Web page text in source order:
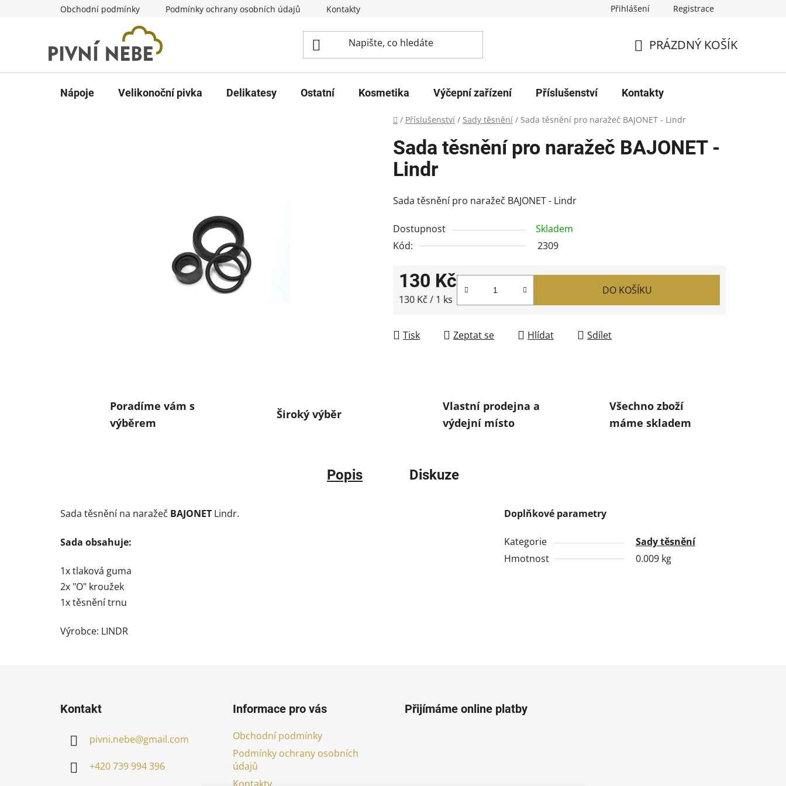
Obchodní podmínky Podmínky ochrany osobních údajů Kontakty Přihlášení Registrace
KOŠÍK
PRÁZDNÝ KOŠÍK
Nápoje Velikonoční pivka Delikatesy Ostatní Kosmetika Výčepní zařízení Příslušenství Kontakty
Domů
/ Příslušenství / Sady těsnění / Sada těsnění pro naražeč BAJONET - Lindr
Sada těsnění pro naražeč BAJONET -
Lindr
Sada těsnění pro naražeč BAJONET - Lindr
Dostupnost
Skladem
Kód:
2309
130 Kč
Měrná cena:
130 Kč / 1 ks
DO KOŠÍKU
Tisk Zeptat se Hlídat Sdílet
Poradíme vám s
výběrem
Široký výběr
Vlastní prodejna a
výdejní místo
Všechno zboží
máme skladem
Popis Diskuze
Sada těsnění na naražeč BAJONET Lindr.
Sada obsahuje:
1x tlaková guma
2x "O" kroužek
1x těsnění trnu
Výrobce: LINDR
Doplňkové parametry
Kategorie
Sady těsnění
Hmotnost
0.009 kg
Kontakt
pivni.nebe@gmail.com
+420 739 994 396
Informace pro vás
Obchodní podmínky
Podmínky ochrany osobních
údajů
Kontakty
Přijímáme online platby